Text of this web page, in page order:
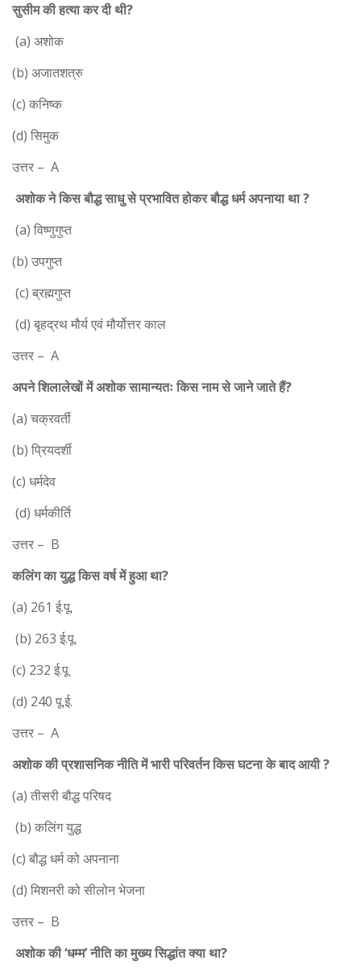
सुसीम की हत्या कर दी थी?
(a) अशोक
(b) अजातशत्रु
(c) कनिष्क
(d) सिमुक
उत्तर – A
अशोक ने किस बौद्ध साधु से प्रभावित होकर बौद्ध धर्म अपनाया था ?
(a) विष्णुगुप्त
(b) उपगुप्त
(c) ब्रह्मगुप्त
(d) बृहद्रथ मौर्य एवं मौर्योत्तर काल
उत्तर – A
अपने शिलालेखों में अशोक सामान्यतः किस नाम से जाने जाते हैं?
(a) चक्रवर्ती
(b) प्रियदर्शी
(c) धर्मदेव
(d) धर्मकीर्ति
उत्तर – B
कलिंग का युद्ध किस वर्ष में हुआ था?
(a) 261 ई.पू.
(b) 263 ई.पू.
(c) 232 ई.पू
(d) 240 पू.ई.
उत्तर – A
अशोक की प्रशासनिक नीति में भारी परिवर्तन किस घटना के बाद आयी ?
(a) तीसरी बौद्ध परिषद
(b) कलिंग युद्ध
(c) बौद्ध धर्म को अपनाना
(d) मिशनरी को सीलोन भेजना
उत्तर – B
अशोक की ‘धम्म’ नीति का मुख्य सिद्धांत क्या था?